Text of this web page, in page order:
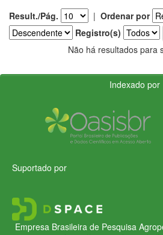
Result./Pág. | Ordenar por
Registro(s)
Não há resultados para
Indexado por
Suportado por
Empresa Brasileira de Pesquisa